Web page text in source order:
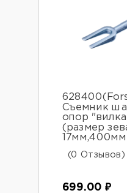
Съемник
опор
(размер
(0 Отзывов)
699.00 ₽